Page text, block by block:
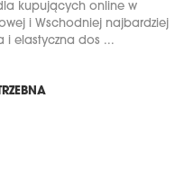
kupujących online w
i Wschodniej najbardziej
i elastyczna dos ...